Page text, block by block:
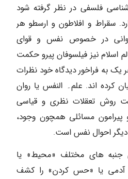
فلسفی در نظر گرفته شود
سقراط و افلاطون و ارسطو هر
در خصوص نفس و قوای
اسلام نیز فیلسوفان پیرو حکمت
یک به فراخور دیدگاه خود نظرات
کرده اند. علم۔ النفس یا روان
روش تعقلات نظری و قیاسی
پیرامون مسائلی همچون وجود،
احوال نفس است.
جنبه های مختلف «محیط» یا
آدمی یا «حس کردن» را کشف